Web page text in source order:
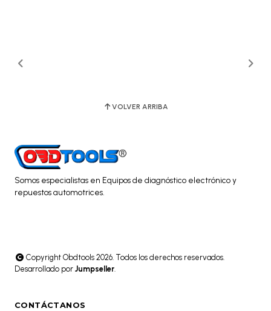
VOLVER ARRIBA
Somos especialistas en Equipos de diagnóstico electrónico y
repuestos automotrices.
Copyright Obdtools 2026. Todos los derechos reservados.
Desarrollado por Jumpseller.
CONTÁCTANOS